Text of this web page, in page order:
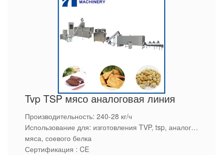
Tvp TSP мясо аналоговая линия
Производительность: 240-28 кг/ч
Использование для: изготовления TVP, tsp, аналога
мяса, соевого белка
Сертификация : CE